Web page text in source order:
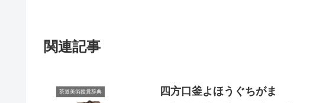
関連記事
茶道美術鑑賞辞典 四方口釜よほうぐちがま